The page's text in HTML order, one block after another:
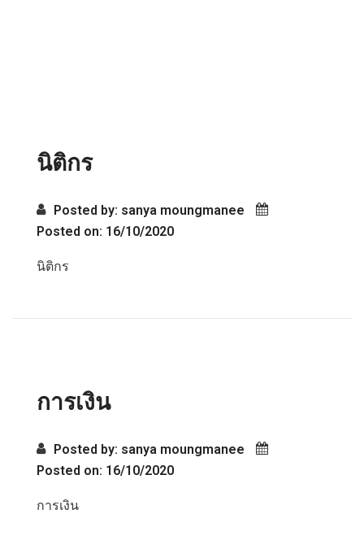
นิติกร
Posted by: sanya moungmanee
Posted on: 16/10/2020
นิติกร
การเงิน
Posted by: sanya moungmanee
Posted on: 16/10/2020
การเงิน